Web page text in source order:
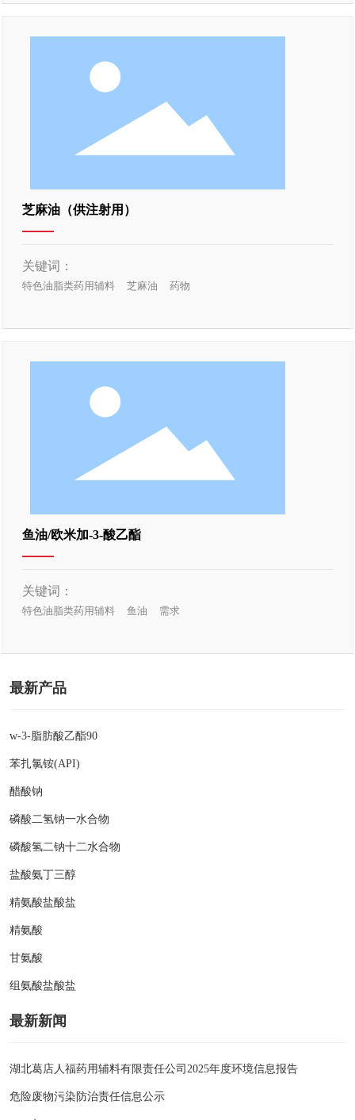
芝麻油（供注射用）
关键词：
特色油脂类药用辅料 芝麻油 药物
鱼油/欧米加-3-酸乙酯
关键词：
特色油脂类药用辅料 鱼油 需求
最新产品
w-3-脂肪酸乙酯90
苯扎氯铵(API)
醋酸钠
磷酸二氢钠一水合物
磷酸氢二钠十二水合物
盐酸氨丁三醇
精氨酸盐酸盐
精氨酸
甘氨酸
组氨酸盐酸盐
最新新闻
湖北葛店人福药用辅料有限责任公司2025年度环境信息报告
危险废物污染防治责任信息公示